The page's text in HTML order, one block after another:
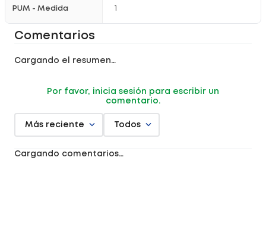
PUM - Medida
Comentarios
Cargando el resumen…
Por favor, inicia sesión para escribir un
comentario.
Más reciente Todos
Cargando comentarios…